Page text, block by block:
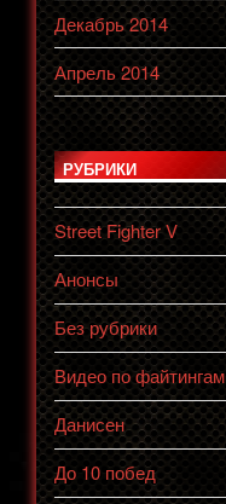
Декабрь 2014
Апрель 2014
РУБРИКИ
Street Fighter V
Анонсы
Без рубрики
Видео по файтингам
Данисен
До 10 побед